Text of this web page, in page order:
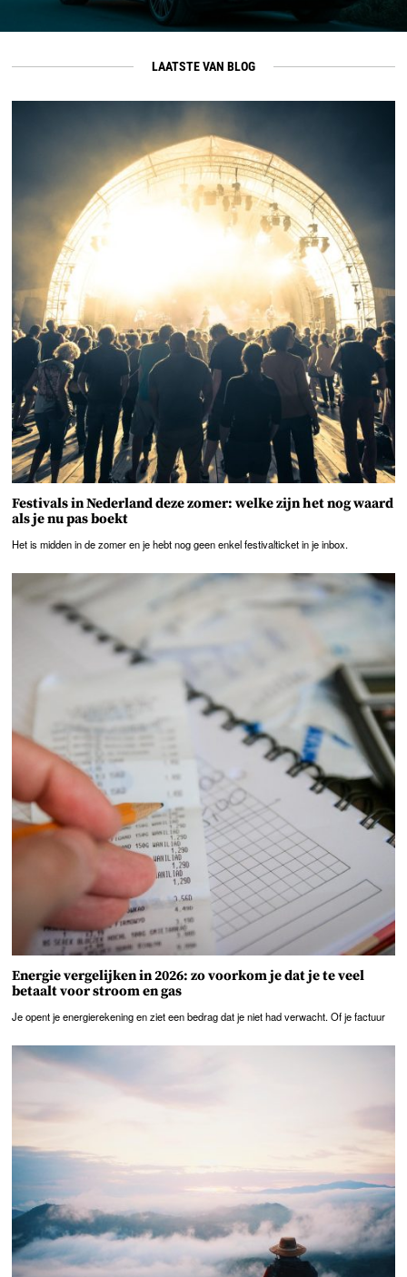
LAATSTE VAN BLOG
Festivals in Nederland deze zomer: welke zijn het nog waard
als je nu pas boekt
Het is midden in de zomer en je hebt nog geen enkel festivalticket in je inbox.
Energie vergelijken in 2026: zo voorkom je dat je te veel
betaalt voor stroom en gas
Je opent je energierekening en ziet een bedrag dat je niet had verwacht. Of je factuur